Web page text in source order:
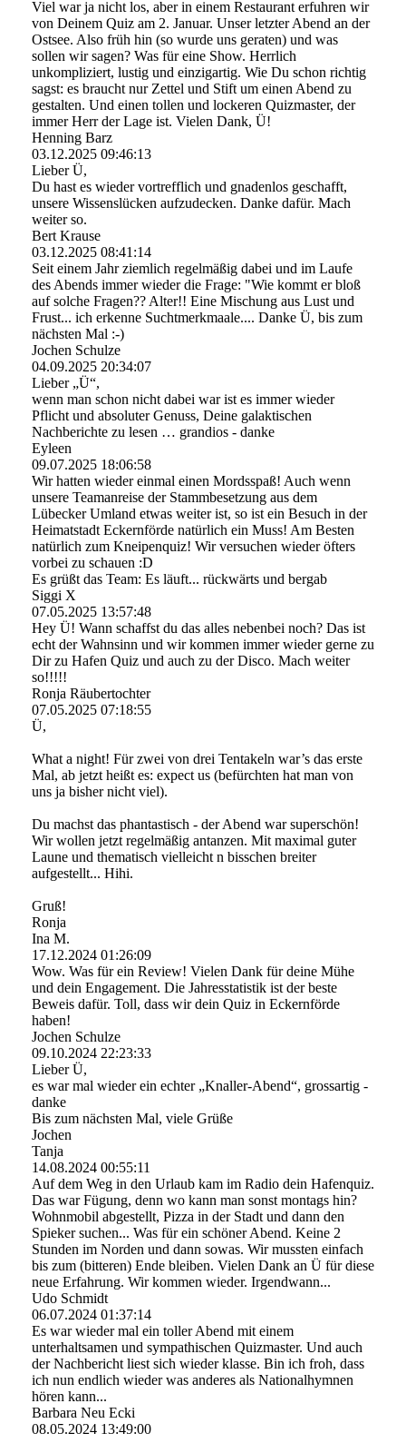
Viel war ja nicht los, aber in einem Restaurant erfuhren wir
von Deinem Quiz am 2. Januar. Unser letzter Abend an der
Ostsee. Also früh hin (so wurde uns geraten) und was
sollen wir sagen? Was für eine Show. Herrlich
unkompliziert, lustig und einzigartig. Wie Du schon richtig
sagst: es braucht nur Zettel und Stift um einen Abend zu
gestalten. Und einen tollen und lockeren Quizmaster, der
immer Herr der Lage ist. Vielen Dank, Ü!
Henning Barz
03.12.2025 09:46:13
Lieber Ü,
Du hast es wieder vortrefflich und gnadenlos geschafft,
unsere Wissenslücken aufzudecken. Danke dafür. Mach
weiter so.
Bert Krause
03.12.2025 08:41:14
Seit einem Jahr ziemlich regelmäßig dabei und im Laufe
des Abends immer wieder die Frage: "Wie kommt er bloß
auf solche Fragen?? Alter!! Eine Mischung aus Lust und
Frust... ich erkenne Suchtmerkmaale.... Danke Ü, bis zum
nächsten Mal :-)
Jochen Schulze
04.09.2025 20:34:07
Lieber „Ü“,
wenn man schon nicht dabei war ist es immer wieder
Pflicht und absoluter Genuss, Deine galaktischen
Nachberichte zu lesen … grandios - danke
Eyleen
09.07.2025 18:06:58
Wir hatten wieder einmal einen Mordsspaß! Auch wenn
unsere Teamanreise der Stammbesetzung aus dem
Lübecker Umland etwas weiter ist, so ist ein Besuch in der
Heimatstadt Eckernförde natürlich ein Muss! Am Besten
natürlich zum Kneipenquiz! Wir versuchen wieder öfters
vorbei zu schauen :D
Es grüßt das Team: Es läuft... rückwärts und bergab
Siggi X
07.05.2025 13:57:48
Hey Ü! Wann schaffst du das alles nebenbei noch? Das ist
echt der Wahnsinn und wir kommen immer wieder gerne zu
Dir zu Hafen Quiz und auch zu der Disco. Mach weiter
so!!!!!
Ronja Räubertochter
07.05.2025 07:18:55
Ü,
What a night! Für zwei von drei Tentakeln war’s das erste
Mal, ab jetzt heißt es: expect us (befürchten hat man von
uns ja bisher nicht viel).
Du machst das phantastisch - der Abend war superschön!
Wir wollen jetzt regelmäßig antanzen. Mit maximal guter
Laune und thematisch vielleicht n bisschen breiter
aufgestellt... Hihi.
Gruß!
Ronja
Ina M.
17.12.2024 01:26:09
Wow. Was für ein Review! Vielen Dank für deine Mühe
und dein Engagement. Die Jahresstatistik ist der beste
Beweis dafür. Toll, dass wir dein Quiz in Eckernförde
haben!
Jochen Schulze
09.10.2024 22:23:33
Lieber Ü,
es war mal wieder ein echter „Knaller-Abend“, grossartig -
danke
Bis zum nächsten Mal, viele Grüße
Jochen
Tanja
14.08.2024 00:55:11
Auf dem Weg in den Urlaub kam im Radio dein Hafenquiz.
Das war Fügung, denn wo kann man sonst montags hin?
Wohnmobil abgestellt, Pizza in der Stadt und dann den
Spieker suchen... Was für ein schöner Abend. Keine 2
Stunden im Norden und dann sowas. Wir mussten einfach
bis zum (bitteren) Ende bleiben. Vielen Dank an Ü für diese
neue Erfahrung. Wir kommen wieder. Irgendwann...
Udo Schmidt
06.07.2024 01:37:14
Es war wieder mal ein toller Abend mit einem
unterhaltsamen und sympathischen Quizmaster. Und auch
der Nachbericht liest sich wieder klasse. Bin ich froh, dass
ich nun endlich wieder was anderes als Nationalhymnen
hören kann...
Barbara Neu Ecki
08.05.2024 13:49:00